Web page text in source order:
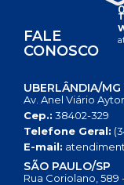
FALE
CONOSCO
UBERLÂNDIA/MG
Av. Anel Viário
Cep.: 38402-329
Telefone Geral:
E-mail:
SÃO PAULO/SP
Rua Coriolano, 589